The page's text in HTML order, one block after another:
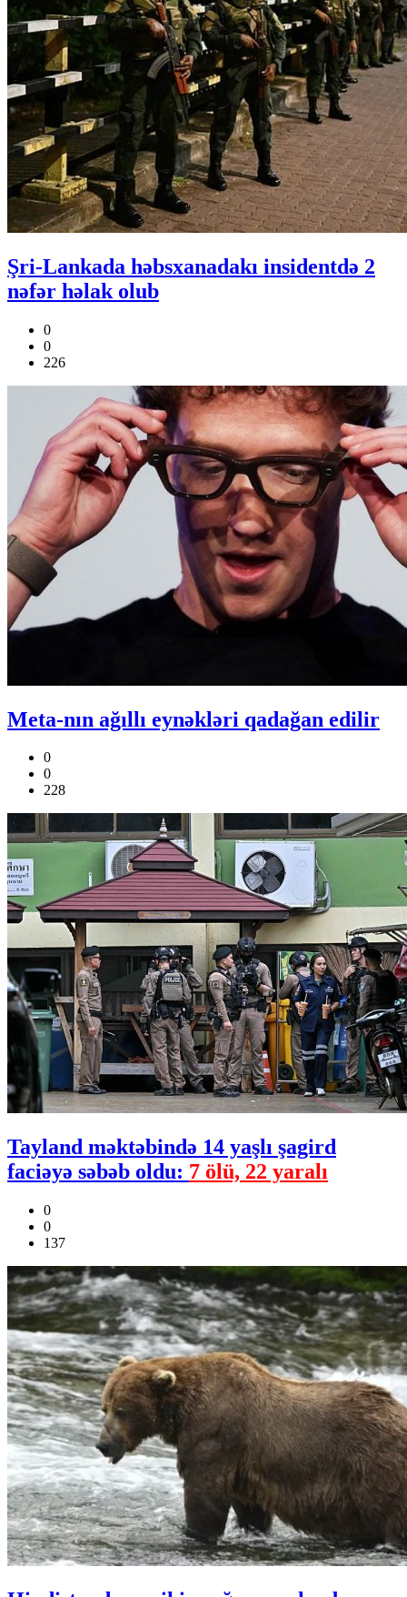
Şri-Lankada həbsxanadakı insidentdə 2
nəfər həlak olub
0
0
226
Meta-nın ağıllı eynəkləri qadağan edilir
0
0
228
Tayland məktəbində 14 yaşlı şagird
faciəyə səbəb oldu: 7 ölü, 22 yaralı
0
0
137